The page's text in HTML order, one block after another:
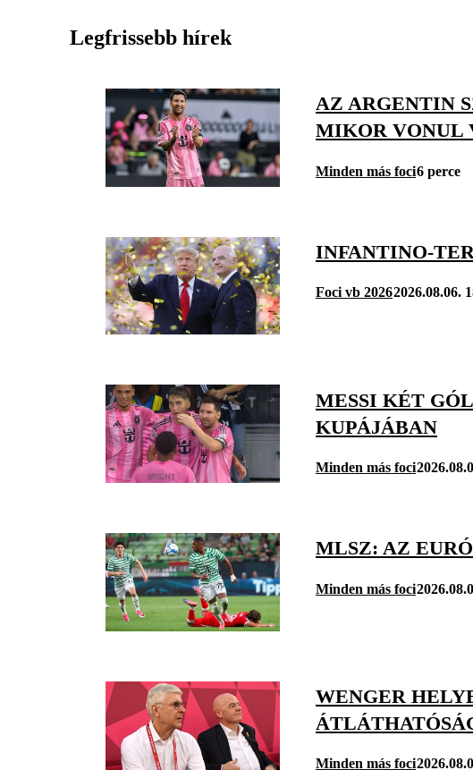
Legfrissebb hírek
AZ ARGENTIN
MIKOR VONUL
Minden más foci6 perce
INFANTINO-
Foci vb 20262026.08.06.
MESSI KÉT
KUPÁJÁBAN
Minden más foci
MLSZ: AZ
Minden más foci
WENGER
Minden más foci